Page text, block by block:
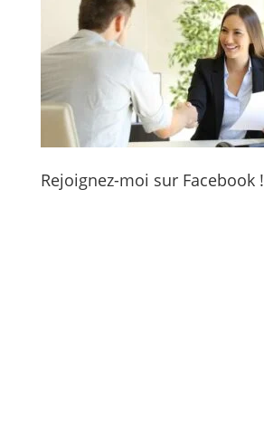
Rejoignez-moi sur Facebook !